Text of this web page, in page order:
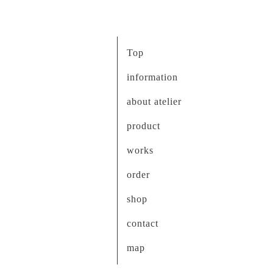
Top
information
about atelier
product
works
order
shop
contact
map